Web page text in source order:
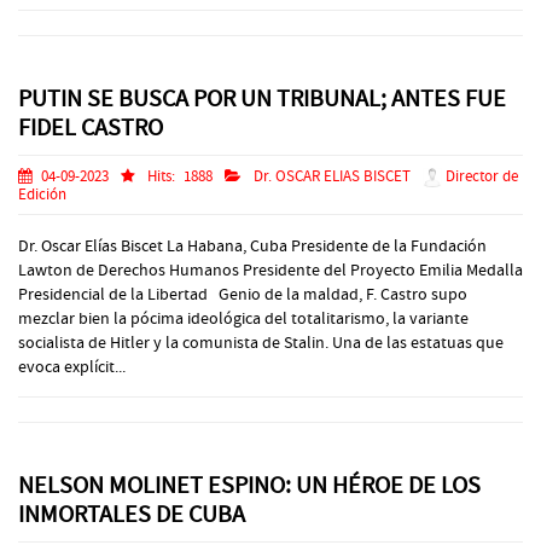
PUTIN SE BUSCA POR UN TRIBUNAL; ANTES FUE
FIDEL CASTRO
04-09-2023 Hits: 1888 Dr. OSCAR ELIAS BISCET
Director de
Edición
Dr. Oscar Elías Biscet La Habana, Cuba Presidente de la Fundación
Lawton de Derechos Humanos Presidente del Proyecto Emilia Medalla
Presidencial de la Libertad Genio de la maldad, F. Castro supo
mezclar bien la pócima ideológica del totalitarismo, la variante
socialista de Hitler y la comunista de Stalin. Una de las estatuas que
evoca explícit...
NELSON MOLINET ESPINO: UN HÉROE DE LOS
INMORTALES DE CUBA